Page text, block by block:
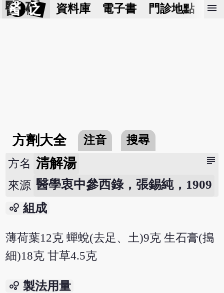
醫 砭 資料庫 電子書 門診地點 預
menu
方劑大全 注音 搜尋
subject
方名 清解湯
來源 醫學衷中參西錄，張錫純，1909
bubble_chart 組成
薄荷葉12克 蟬蛻(去足、土)9克 生石膏(搗
細)18克 甘草4.5克
bubble_chart 製法用量